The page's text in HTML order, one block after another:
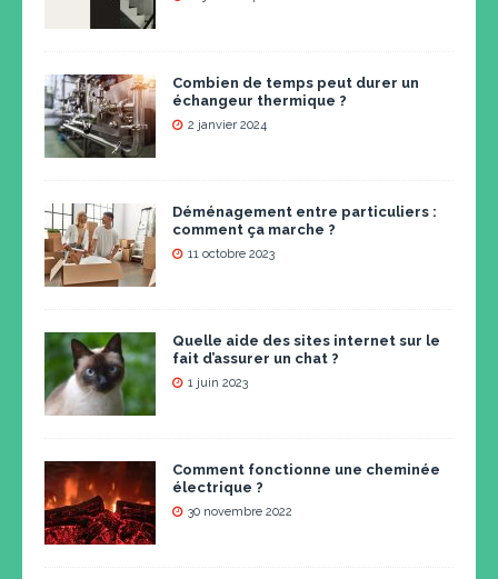
Combien de temps peut durer un
échangeur thermique ?
2 janvier 2024
Déménagement entre particuliers :
comment ça marche ?
11 octobre 2023
Quelle aide des sites internet sur le
fait d’assurer un chat ?
1 juin 2023
Comment fonctionne une cheminée
électrique ?
30 novembre 2022